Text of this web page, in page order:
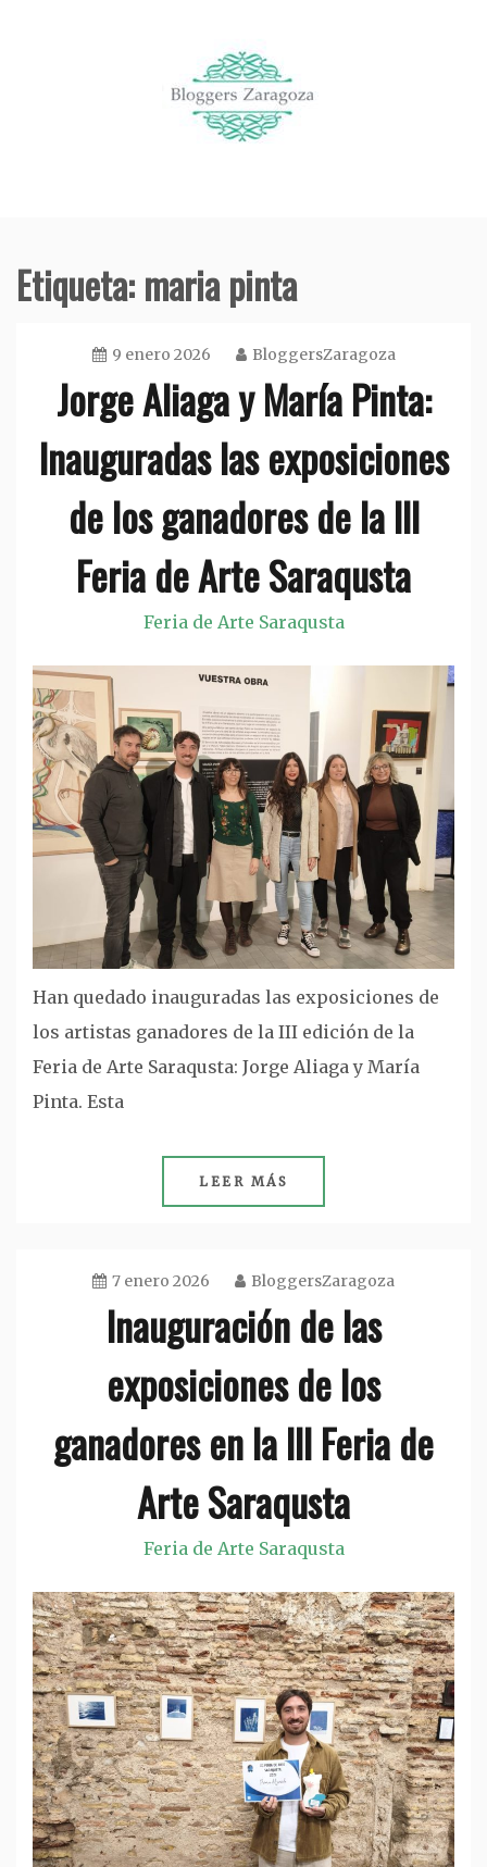
Etiqueta:maria pinta
9 enero 2026 BloggersZaragoza
Jorge Aliaga y María Pinta:
Inauguradas las exposiciones
de los ganadores de la III
Feria de Arte Saraqusta
Feria de Arte Saraqusta
Han quedado inauguradas las exposiciones de
los artistas ganadores de la III edición de la
Feria de Arte Saraqusta: Jorge Aliaga y María
Pinta. Esta
LEER MÁS
7 enero 2026 BloggersZaragoza
Inauguración de las
exposiciones de los
ganadores en la III Feria de
Arte Saraqusta
Feria de Arte Saraqusta